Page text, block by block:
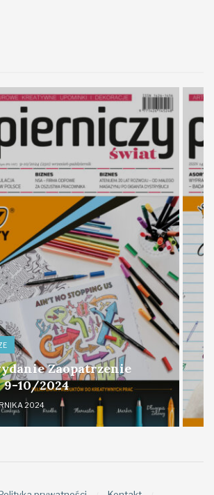
Zaopatrzenie
9-10/2024
2024